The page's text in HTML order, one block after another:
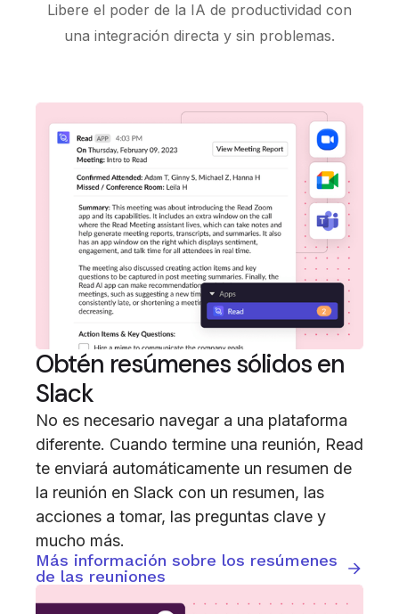
Libere el poder de la IA de productividad con
una integración directa y sin problemas.
Obtén resúmenes sólidos en
Slack
No es necesario navegar a una plataforma
diferente. Cuando termine una reunión, Read
te enviará automáticamente un resumen de
la reunión en Slack con un resumen, las
acciones a tomar, las preguntas clave y
mucho más.
Más información sobre los resúmenes
de las reuniones